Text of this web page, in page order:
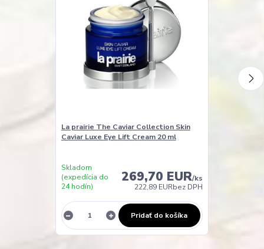
La prairie The Caviar Collection Skin
Caviar Luxe Eye Lift Cream 20 ml
269,70 EUR/ks
222,89 EURbez DPH
Skladom
(expedícia do
24 hodín)
Pridať do košíka